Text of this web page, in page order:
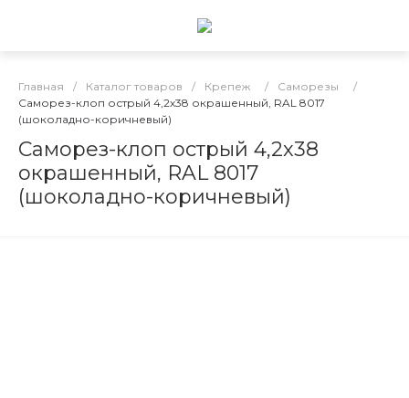
Главная / Каталог товаров / Крепеж / Саморезы
/
Саморез-клоп острый 4,2х38 окрашенный, RAL 8017
(шоколадно-коричневый)
Саморез-клоп острый 4,2х38
окрашенный, RAL 8017
(шоколадно-коричневый)